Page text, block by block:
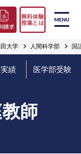
大学 人間科学部 国
績 医学部受験
師